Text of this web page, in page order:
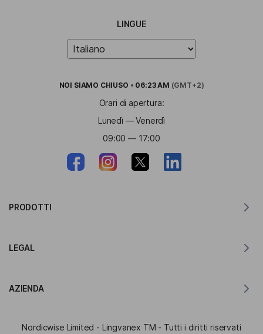
LINGUE
NOI SIAMO CHIUSO • 06:23 AM (GMT+2)
Orari di apertura:
Lunedì — Venerdì
09:00 — 17:00
PRODOTTI
Traduttore per Edge
LEGAL
Modulo di Domanda per il Programma di Affiliazione
AZIENDA
Cartella stampa
Nordicwise Limited - Lingvanex TM - Tutti i diritti riservati